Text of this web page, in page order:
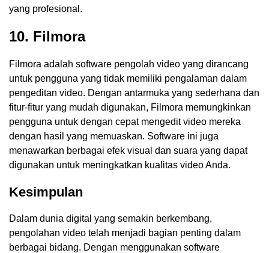
yang profesional.
10. Filmora
Filmora adalah software pengolah video yang dirancang
untuk pengguna yang tidak memiliki pengalaman dalam
pengeditan video. Dengan antarmuka yang sederhana dan
fitur-fitur yang mudah digunakan, Filmora memungkinkan
pengguna untuk dengan cepat mengedit video mereka
dengan hasil yang memuaskan. Software ini juga
menawarkan berbagai efek visual dan suara yang dapat
digunakan untuk meningkatkan kualitas video Anda.
Kesimpulan
Dalam dunia digital yang semakin berkembang,
pengolahan video telah menjadi bagian penting dalam
berbagai bidang. Dengan menggunakan software